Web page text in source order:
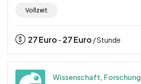
Vollzeit
27Euro - 27Euro / Stunde
Wissenschaft, Forschung